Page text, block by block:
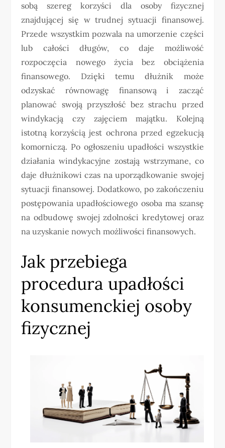
sobą szereg korzyści dla osoby fizycznej
znajdującej się w trudnej sytuacji finansowej.
Przede wszystkim pozwala na umorzenie części
lub całości długów, co daje możliwość
rozpoczęcia nowego życia bez obciążenia
finansowego. Dzięki temu dłużnik może
odzyskać równowagę finansową i zacząć
planować swoją przyszłość bez strachu przed
windykacją czy zajęciem majątku. Kolejną
istotną korzyścią jest ochrona przed egzekucją
komorniczą. Po ogłoszeniu upadłości wszystkie
działania windykacyjne zostają wstrzymane, co
daje dłużnikowi czas na uporządkowanie swojej
sytuacji finansowej. Dodatkowo, po zakończeniu
postępowania upadłościowego osoba ma szansę
na odbudowę swojej zdolności kredytowej oraz
na uzyskanie nowych możliwości finansowych.
Jak przebiega
procedura upadłości
konsumenckiej osoby
fizycznej